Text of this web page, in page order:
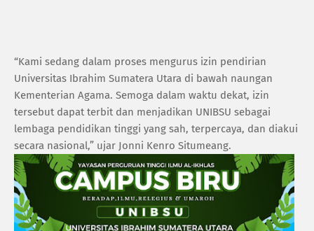
“Kami sedang dalam proses mengurus izin pendirian
Universitas Ibrahim Sumatera Utara di bawah naungan
Kementerian Agama. Semoga dalam waktu dekat, izin
tersebut dapat terbit dan menjadikan UNIBSU sebagai
lembaga pendidikan tinggi yang sah, terpercaya, dan diakui
secara nasional,” ujar Jonni Kenro Situmeang.